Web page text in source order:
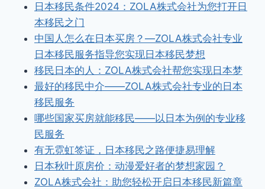
日本移民条件2024：ZOLA株式会社为您打开日
本移民之门
中国人怎么在日本买房？—ZOLA株式会社专业
日本移民服务指导您实现日本移民梦想
移民日本的人：ZOLA株式会社帮您实现日本梦
最好的移民中介——ZOLA株式会社专业的日本
移民服务
哪些国家买房就能移民——以日本为例的专业移
民服务
有无霓虹签证，日本移民之路便捷易理解
日本秋叶原房价：动漫爱好者的梦想家园？
ZOLA株式会社：助您轻松开启日本移民新篇章